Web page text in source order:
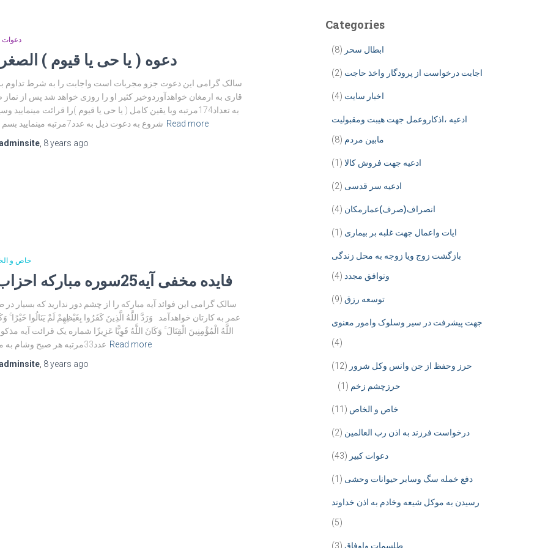
دعوات
دعوه ( یا حى یا قیوم )
سالک گرامی این دعوت جزو مجربات است واجابت را به شرط تداوم
قاری به ارمغان خواهدآوردوخیر کثیر او را روزی خواهد شد پس از نماز
به تعداد174مرتبه وبا یقین کامل ( یا حى یا قیوم )را قرائت مینمایید
شروع به دعوت ذیل به عدد7مرتبه مینمایید بسم الله Read more
8 years ago
خاص و
9فایده مخفی آیه25سوره مبارکه احزاب
سالک گرامی این فوائد آیه مبارکه را از چشم دور ندارید که بسیار در
عمر به کارتان خواهدآمد وَرَدَّ اللَّهُ الَّذِينَ كَفَرُوا بِغَيْظِهِمْ لَمْ يَنَالُوا خَيْرًا
اللَّهُ الْمُؤْمِنِينَ الْقِتَالَ ۚ وَكَانَ اللَّهُ قَوِيًّا عَزِيزًا شماره یک قرائت آیه
عدد33مرتبه هر صبح وشام به مانند Read more
8 years ago
Categories
ابطال سحر (8)
اجابت درخواست از پرودگار واخذ حاجت (2)
اخبار سایت (4)
ادعیه ،اذکاروعمل جهت هیبت ومقبولیت
مابین مردم (8)
ادعیه جهت فروش کالا (1)
ادعیه سر قدسی (2)
انصراف(صرف)عمارمکان (4)
ایات واعمال جهت غلبه بر بیماری (1)
بازگشت زوج ویا زوجه به محل زندگی
وتوافق مجدد (4)
توسعه رزق (9)
جهت پیشرفت در سیر وسلوک وامور معنوی
(4)
حرز وحفظ از جن وانس وکل شرور (12)
حرزچشم زخم (1)
خاص و الخاص (11)
درخواست فرزند به اذن رب العالمین (2)
دعوات کبیر (43)
دفع خمله سگ وسابر حیوانات وحشی (1)
رسیدن به موکل شیعه وخادم به اذن خداوند
(5)
طلسمات واوفاق (3)